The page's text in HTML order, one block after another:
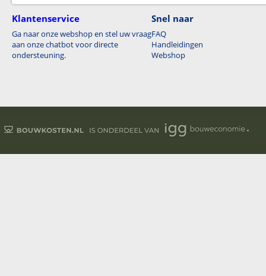
Klantenservice
Ga naar onze webshop en stel uw vraag
aan onze chatbot voor directe
ondersteuning.
Snel naar
FAQ
Handleidingen
Webshop